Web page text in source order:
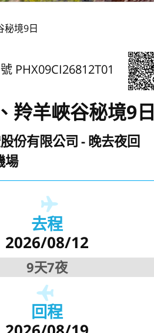
秘境9日
PHX09CI26812T01
羚羊峽谷秘境9日
份有限公司
晚去夜回
場
去程
2026/08/12
9天7夜
回程